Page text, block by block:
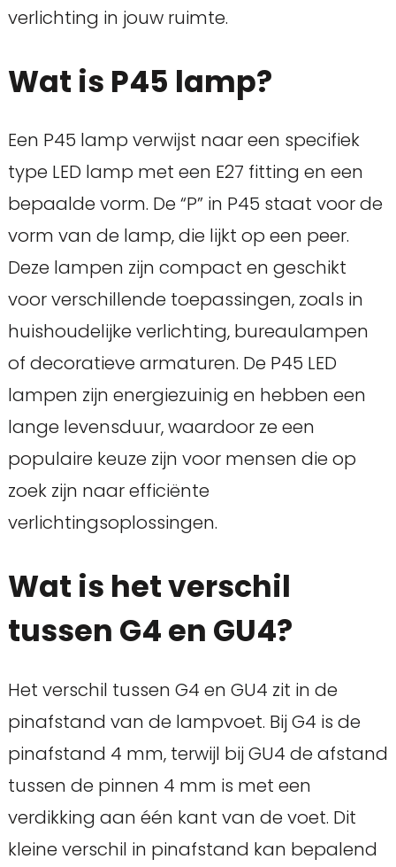
verlichting in jouw ruimte.
Wat is P45 lamp?
Een P45 lamp verwijst naar een specifiek
type LED lamp met een E27 fitting en een
bepaalde vorm. De “P” in P45 staat voor de
vorm van de lamp, die lijkt op een peer.
Deze lampen zijn compact en geschikt
voor verschillende toepassingen, zoals in
huishoudelijke verlichting, bureaulampen
of decoratieve armaturen. De P45 LED
lampen zijn energiezuinig en hebben een
lange levensduur, waardoor ze een
populaire keuze zijn voor mensen die op
zoek zijn naar efficiënte
verlichtingsoplossingen.
Wat is het verschil
tussen G4 en GU4?
Het verschil tussen G4 en GU4 zit in de
pinafstand van de lampvoet. Bij G4 is de
pinafstand 4 mm, terwijl bij GU4 de afstand
tussen de pinnen 4 mm is met een
verdikking aan één kant van de voet. Dit
kleine verschil in pinafstand kan bepalend